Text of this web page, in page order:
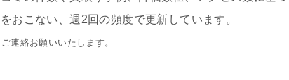
おこない、週2回の頻度で更新しています。
ご連絡お願いいたします。